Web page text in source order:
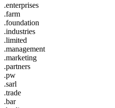
.enterprises
.farm
.foundation
.industries
.limited
.management
.marketing
.partners
.pw
.sarl
.trade
.bar